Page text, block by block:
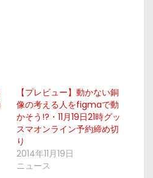
【プレビュー】動かない銅
像の考える人をfigmaで動
かそう!?・11月19日21時グッ
スマオンライン予約締め切
り
2014年11月19日
ニュース